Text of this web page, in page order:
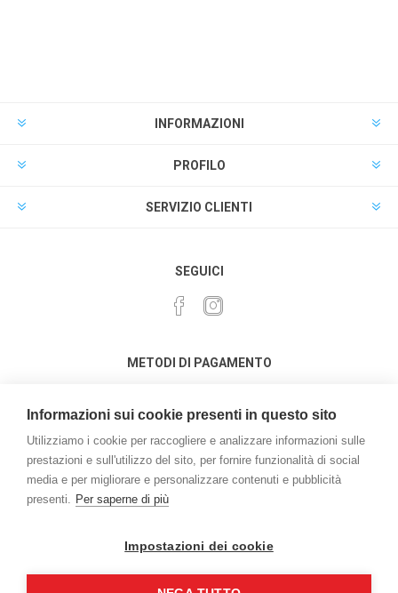
INFORMAZIONI
PROFILO
SERVIZIO CLIENTI
SEGUICI
METODI DI PAGAMENTO
Powered by
riservati | P.iva e C.F. 03162050276
Informazioni sui cookie presenti in questo sito
Utilizziamo i cookie per raccogliere e analizzare informazioni sulle
prestazioni e sull'utilizzo del sito, per fornire funzionalità di social
media e per migliorare e personalizzare contenuti e pubblicità
presenti. Per saperne di più
Impostazioni dei cookie